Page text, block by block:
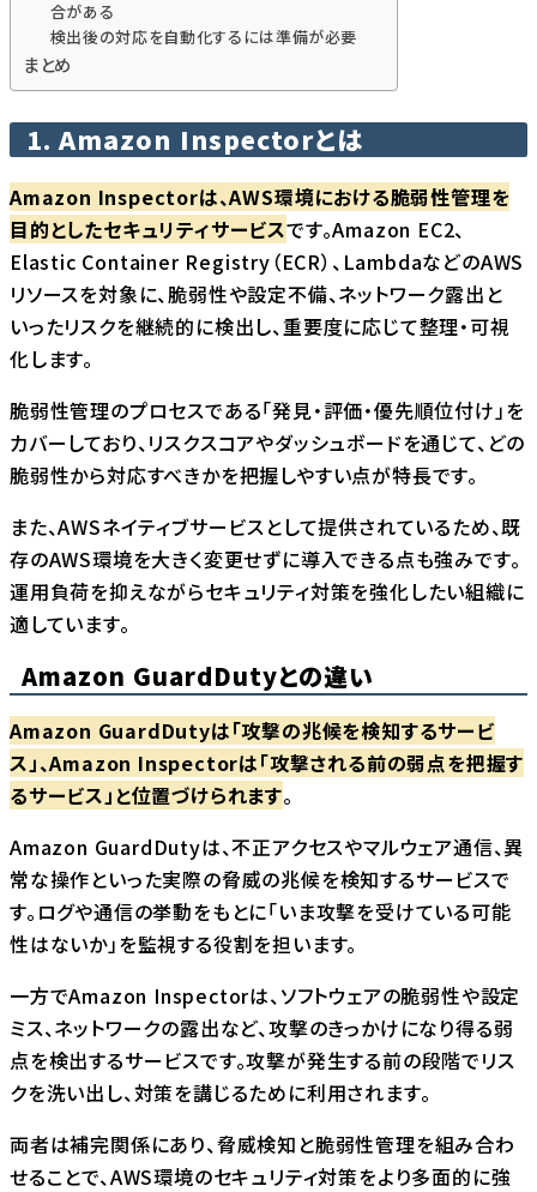
合がある
検出後の対応を自動化するには準備が必要
まとめ
1. Amazon Inspectorとは
Amazon Inspectorは、AWS環境における脆弱性管理を
目的としたセキュリティサービスです。Amazon EC2、
Elastic Container Registry（ECR）、LambdaなどのAWS
リソースを対象に、脆弱性や設定不備、ネットワーク露出と
いったリスクを継続的に検出し、重要度に応じて整理・可視
化します。
脆弱性管理のプロセスである「発見・評価・優先順位付け」を
カバーしており、リスクスコアやダッシュボードを通じて、どの
脆弱性から対応すべきかを把握しやすい点が特長です。
また、AWSネイティブサービスとして提供されているため、既
存のAWS環境を大きく変更せずに導入できる点も強みです。
運用負荷を抑えながらセキュリティ対策を強化したい組織に
適しています。
Amazon GuardDutyとの違い
Amazon GuardDutyは「攻撃の兆候を検知するサービ
ス」、Amazon Inspectorは「攻撃される前の弱点を把握す
るサービス」と位置づけられます。
Amazon GuardDutyは、不正アクセスやマルウェア通信、異
常な操作といった実際の脅威の兆候を検知するサービスで
す。ログや通信の挙動をもとに「いま攻撃を受けている可能
性はないか」を監視する役割を担います。
一方でAmazon Inspectorは、ソフトウェアの脆弱性や設定
ミス、ネットワークの露出など、攻撃のきっかけになり得る弱
点を検出するサービスです。攻撃が発生する前の段階でリス
クを洗い出し、対策を講じるために利用されます。
両者は補完関係にあり、脅威検知と脆弱性管理を組み合わ
せることで、AWS環境のセキュリティ対策をより多面的に強